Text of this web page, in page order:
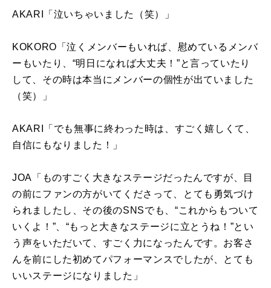
AKARI「泣いちゃいました（笑）」
KOKORO「泣くメンバーもいれば、慰めているメンバ
ーもいたり、“明日になれば大丈夫！”と言っていたり
して、その時は本当にメンバーの個性が出ていました
（笑）」
AKARI「でも無事に終わった時は、すごく嬉しくて、
自信にもなりました！」
JOA「ものすごく大きなステージだったんですが、目
の前にファンの方がいてくださって、とても勇気づけ
られましたし、その後のSNSでも、“これからもついて
いくよ！”、“もっと大きなステージに立とうね！”とい
う声をいただいて、すごく力になったんです。お客さ
んを前にした初めてパフォーマンスでしたが、とても
いいステージになりました」